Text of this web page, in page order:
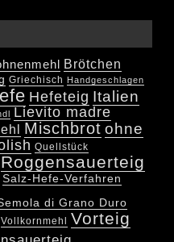
Brötchen
Griechisch
Handgeschlagen
Hefeteig Italien
Lievito madre
Mischbrot ohne
Quellstück
Roggensauerteig
Salz-Hefe-Verfahren
di Grano Duro
Vollkornmehl Vorteig